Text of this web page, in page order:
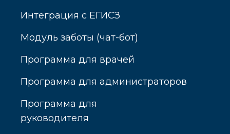
Интеграция с ЕГИСЗ
Модуль заботы (чат-бот)
Программа для врачей
Программа для администраторов
Программа для
руководителя